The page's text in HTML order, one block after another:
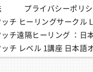
プライバシーポリ
チ ヒーリングサークル
チ遠隔ヒーリング ：日
チ レベル 1講座 日本語